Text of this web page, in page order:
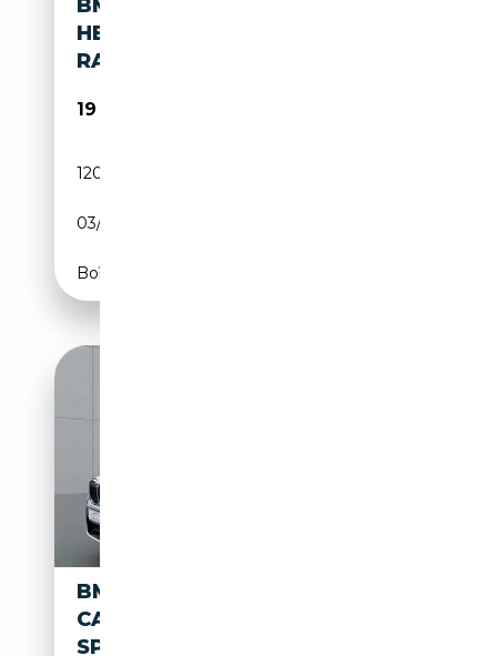
BMW XDRIVE 20D X-LINE
HEADUP,360°,KEYLESS,KAME
RA
19 480€
120 000 km
03/2017
Boîte automatique
BMW X3M COMPETITION HUD
CARBON MEMORY M-
SPORTAUSPUFF